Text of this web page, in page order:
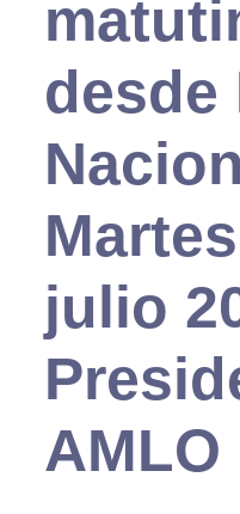
desde
julio
AMLO